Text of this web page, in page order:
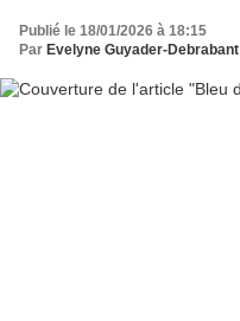
Publié le 18/01/2026 à 18:15
Par Evelyne Guyader-Debrabant